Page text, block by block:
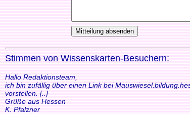
Stimmen von Wissenskarten-Besuchern:
Hallo Redaktionsteam,
ich bin zufällig über einen Link bei
vorstellen. [..]
Grüße aus Hessen
K. Pfalzner